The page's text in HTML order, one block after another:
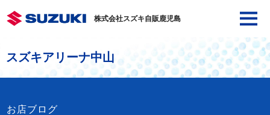
株式会社スズキ自販鹿児島
スズキアリーナ中山
お店ブログ